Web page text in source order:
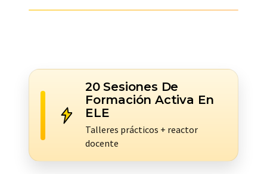
20 Sesiones De
Formación Activa En
ELE
Talleres prácticos + reactor
docente